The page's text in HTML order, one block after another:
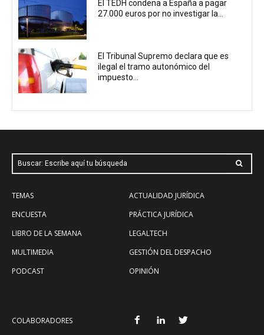
El TEDH condena a España a pagar
27.000 euros por no investigar la...
El Tribunal Supremo declara que es
ilegal el tramo autonómico del
impuesto...
Buscar: Escribe aquí tu búsqueda
TEMAS
ENCUESTA
LIBRO DE LA SEMANA
MULTIMEDIA
PODCAST
ACTUALIDAD JURÍDICA
PRÁCTICA JURÍDICA
LEGALTECH
GESTIÓN DEL DESPACHO
OPINIÓN
COLABORADORES